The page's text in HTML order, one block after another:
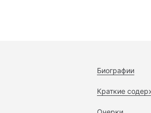
Биографии
Краткие